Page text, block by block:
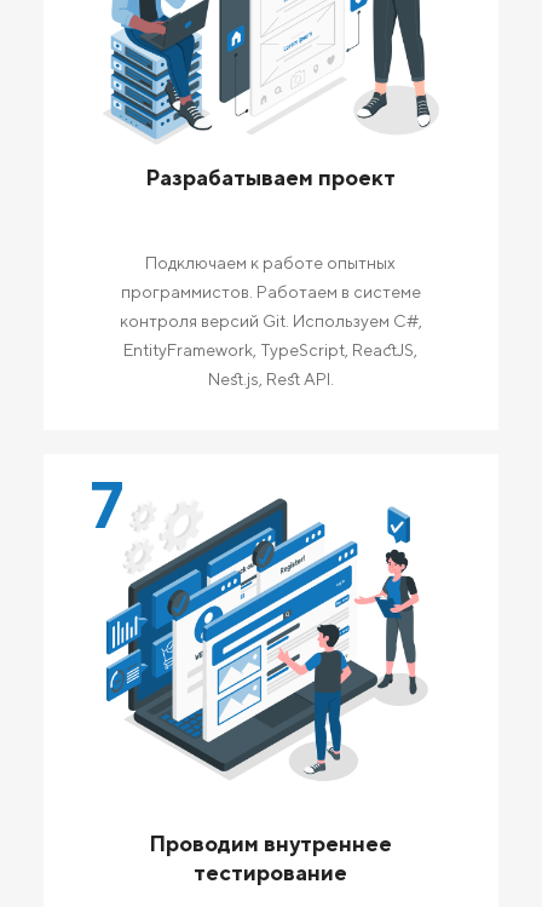
Разрабатываем проект
Подключаем к работе опытных
программистов. Работаем в системе
контроля версий Git. Используем C#,
EntityFramework, TypeScript, ReactJS,
Nest.js, Rest API.
7
Проводим внутреннее
тестирование